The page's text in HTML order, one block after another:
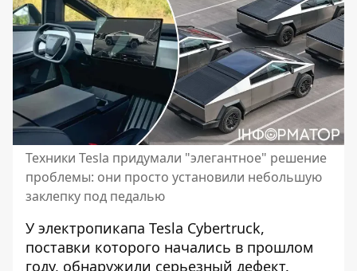
Техники Tesla придумали "элегантное" решение
проблемы: они просто установили небольшую
заклепку под педалью
У электропикапа Tesla Cybertruck,
поставки которого начались в прошлом
году, обнаружили серьезный дефект.